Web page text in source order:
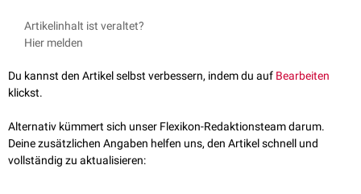
Artikelinhalt ist veraltet?
Hier melden
Du kannst den Artikel selbst verbessern, indem du auf Bearbeiten
klickst.
Alternativ kümmert sich unser Flexikon-Redaktionsteam darum.
Deine zusätzlichen Angaben helfen uns, den Artikel schnell und
vollständig zu aktualisieren: